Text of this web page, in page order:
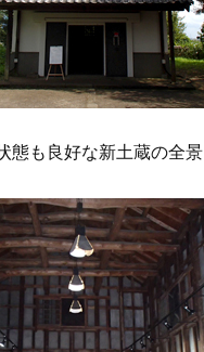
態も良好な新土蔵の全景